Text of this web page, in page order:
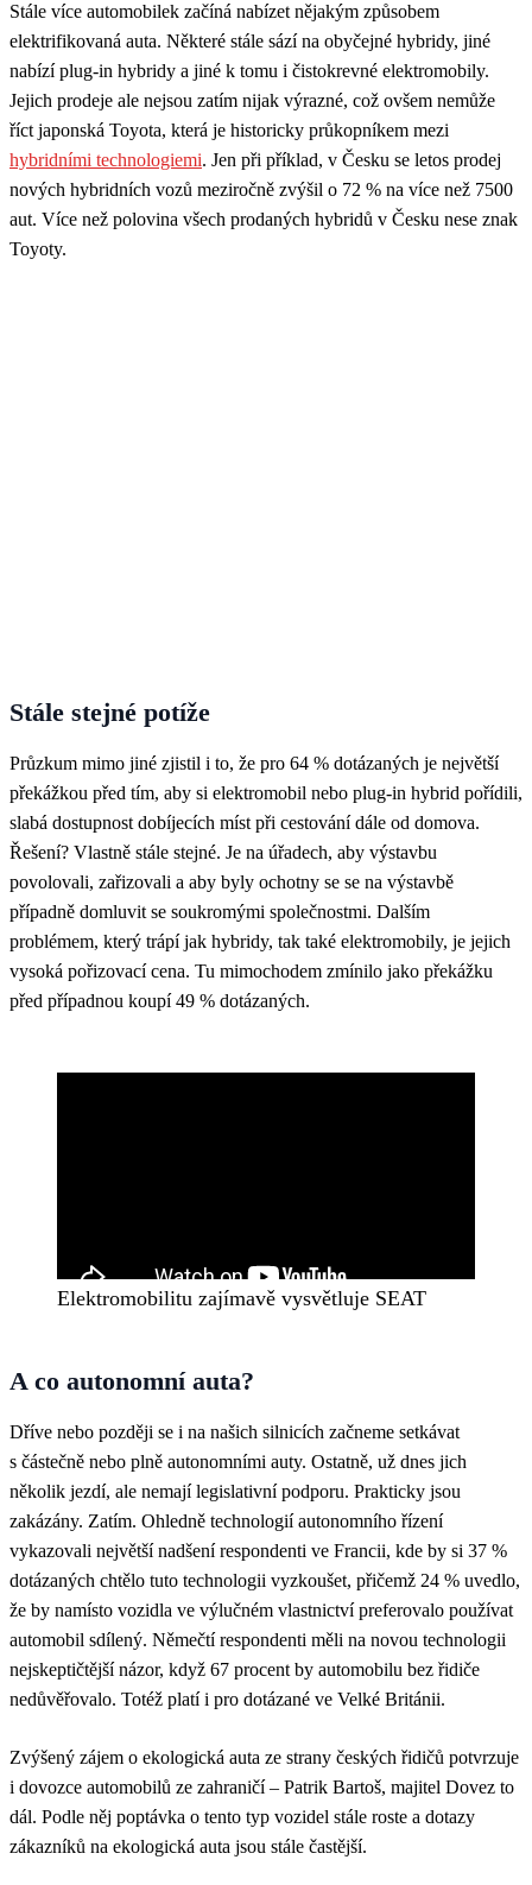
Stále více automobilek začíná nabízet nějakým způsobem
elektrifikovaná auta. Některé stále sází na obyčejné hybridy, jiné
nabízí plug-in hybridy a jiné k tomu i čistokrevné elektromobily.
Jejich prodeje ale nejsou zatím nijak výrazné, což ovšem nemůže
říct japonská Toyota, která je historicky průkopníkem mezi
hybridními technologiemi. Jen při příklad, v Česku se letos prodej
nových hybridních vozů meziročně zvýšil o 72 % na více než 7500
aut. Více než polovina všech prodaných hybridů v Česku nese znak
Toyoty.
Stále stejné potíže
Průzkum mimo jiné zjistil i to, že pro 64 % dotázaných je největší
překážkou před tím, aby si elektromobil nebo plug-in hybrid pořídili,
slabá dostupnost dobíjecích míst při cestování dále od domova.
Řešení? Vlastně stále stejné. Je na úřadech, aby výstavbu
povolovali, zařizovali a aby byly ochotny se se na výstavbě
případně domluvit se soukromými společnostmi. Dalším
problémem, který trápí jak hybridy, tak také elektromobily, je jejich
vysoká pořizovací cena. Tu mimochodem zmínilo jako překážku
před případnou koupí 49 % dotázaných.
Elektromobilitu zajímavě vysvětluje SEAT
A co autonomní auta?
Dříve nebo později se i na našich silnicích začneme setkávat
s částečně nebo plně autonomními auty. Ostatně, už dnes jich
několik jezdí, ale nemají legislativní podporu. Prakticky jsou
zakázány. Zatím. Ohledně technologií autonomního řízení
vykazovali největší nadšení respondenti ve Francii, kde by si 37 %
dotázaných chtělo tuto technologii vyzkoušet, přičemž 24 % uvedlo,
že by namísto vozidla ve výlučném vlastnictví preferovalo používat
automobil sdílený. Němečtí respondenti měli na novou technologii
nejskeptičtější názor, když 67 procent by automobilu bez řidiče
nedůvěřovalo. Totéž platí i pro dotázané ve Velké Británii.
Zvýšený zájem o ekologická auta ze strany českých řidičů potvrzuje
i dovozce automobilů ze zahraničí – Patrik Bartoš, majitel Dovez to
dál. Podle něj poptávka o tento typ vozidel stále roste a dotazy
zákazníků na ekologická auta jsou stále častější.